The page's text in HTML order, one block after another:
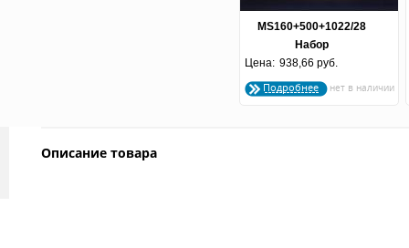
MS160+500+1022/28
Набор
бокалы+графин+стопки
"Штрих"
Цена: 938,66 руб.
Подробнее
Описание товара